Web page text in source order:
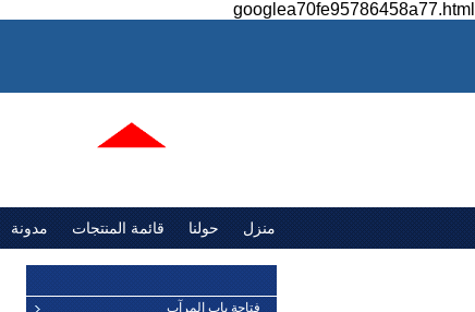
googlea70fe95786458a77.html
منزل حولنا قائمة المنتجات مدونة
فتاحة باب المرآب